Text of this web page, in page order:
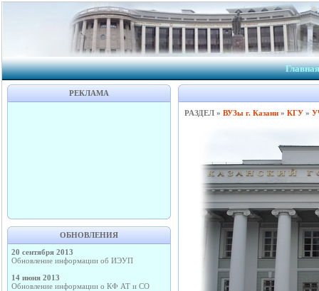
Главная
РЕКЛАМА
ОБНОВЛЕНИЯ
20 сентября 2013
Обновление информации об ИЭУП
14 июня 2013
Обновление информации о КФ АТ и СО
РАЗДЕЛ » ВУЗы г. Казани » КГУ »